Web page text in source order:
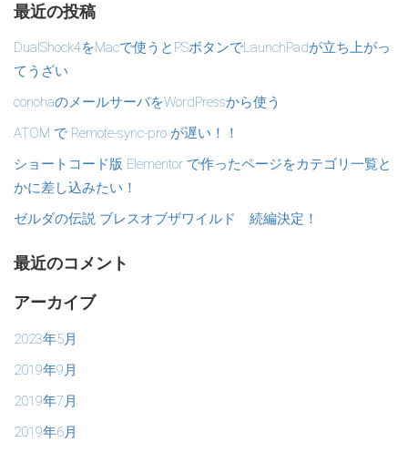
最近の投稿
DualShock4をMacで使うとPSボタンでLaunchPadが立ち上がっ
てうざい
conohaのメールサーバをWordPressから使う
ATOM で Remote-sync-pro が遅い！！
ショートコード版 Elementor で作ったページをカテゴリ一覧と
かに差し込みたい！
ゼルダの伝説 ブレスオブザワイルド 続編決定！
最近のコメント
アーカイブ
2023年5月
2019年9月
2019年7月
2019年6月